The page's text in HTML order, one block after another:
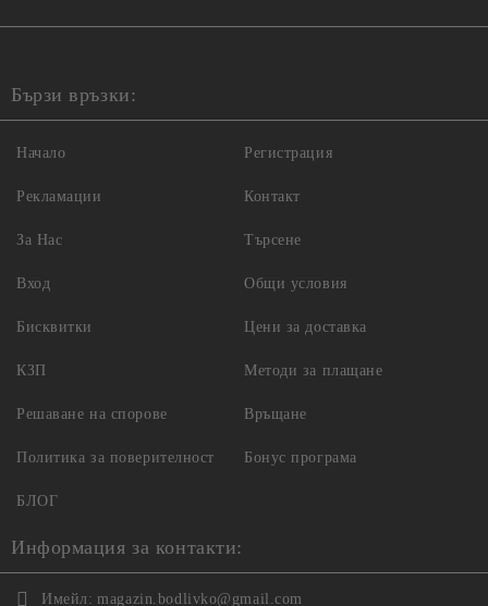
Бързи връзки:
Начало
Рекламации
За Нас
Вход
Регистрация
Контакт
Търсене
Общи условия
Бисквитки
КЗП
Решаване на спорове
Политика за поверителност
Цени за доставка
Методи за плащане
Връщане
Бонус програма
БЛОГ
Информация за контакти:
Имейл: magazin.bodlivko@gmail.com